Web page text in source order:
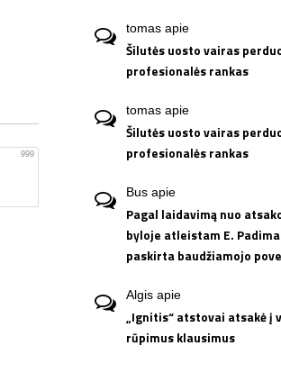
999
tomas apie
Šilutės uosto vairas
profesionalės rankas
tomas apie
Šilutės uosto vairas
profesionalės rankas
Bus apie
Pagal laidavimą nuo
byloje atleistam E.
paskirta baudžiamojo
Algis apie
„Ignitis“ atstovai atsakė į
rūpimus klausimus